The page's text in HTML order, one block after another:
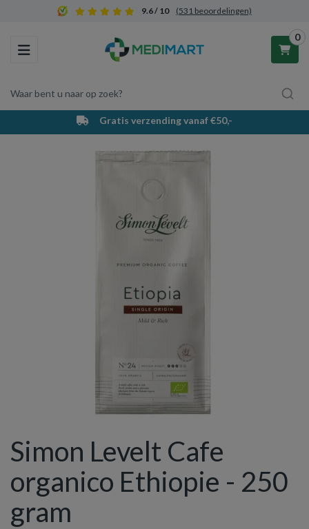
9.6 / 10 (531 beoordelingen)
Toggle navigation
Waar bent u naar op zoek?
0
Winkelwagen
Gratis verzending vanaf €50,-
Simon Levelt Cafe
organico Ethiopie - 250
gram